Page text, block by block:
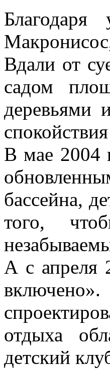
Благодаря
Вдали от
садом
деревьями
В мае 2004
бассейна,
того,
А с апреля
отдыха
детский